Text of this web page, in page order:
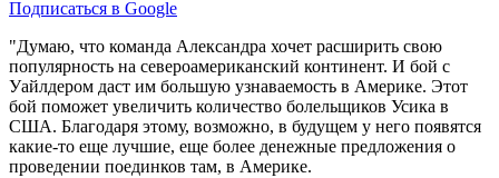
Подписаться в Google
"Думаю, что команда Александра хочет расширить свою
популярность на североамериканский континент. И бой с
Уайлдером даст им большую узнаваемость в Америке. Этот
бой поможет увеличить количество болельщиков Усика в
США. Благодаря этому, возможно, в будущем у него появятся
какие-то еще лучшие, еще более денежные предложения о
проведении поединков там, в Америке.